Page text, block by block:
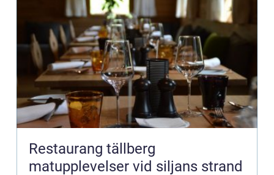
Restaurang tällberg
matupplevelser vid siljans strand